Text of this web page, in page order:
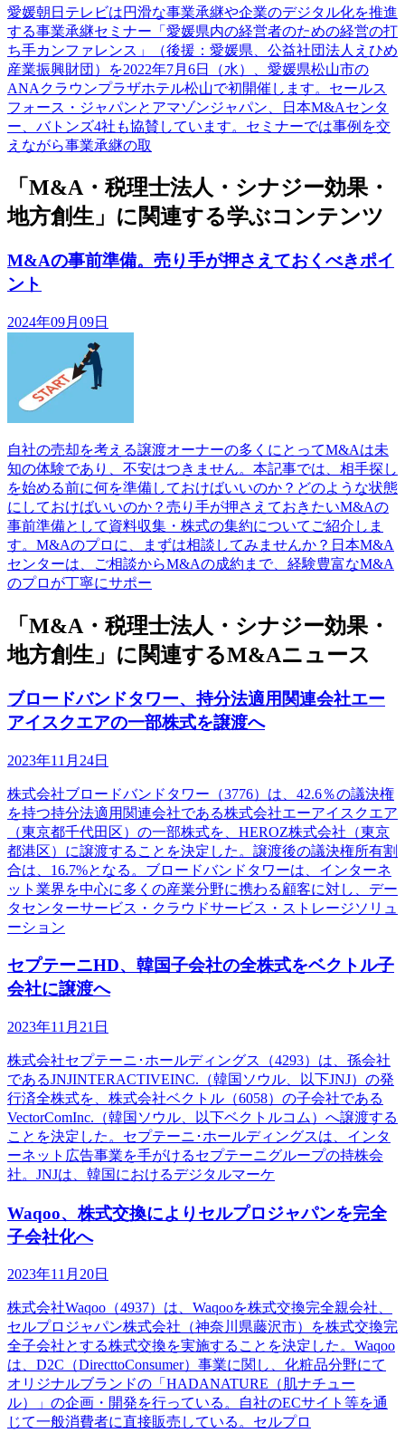
愛媛朝日テレビは円滑な事業承継や企業のデジタル化を推進
する事業承継セミナー「愛媛県内の経営者のための経営の打
ち手カンファレンス」（後援：愛媛県、公益社団法人えひめ
産業振興財団）を2022年7月6日（水）、愛媛県松山市の
ANAクラウンプラザホテル松山で初開催します。セールス
フォース・ジャパンとアマゾンジャパン、日本M&Aセンタ
ー、バトンズ4社も協賛しています。セミナーでは事例を交
えながら事業承継の取
「M&A・税理士法人・シナジー効果・
地方創生」に関連する学ぶコンテンツ
M&Aの事前準備。売り手が押さえておくべきポイ
ント
2024年09月09日
自社の売却を考える譲渡オーナーの多くにとってM&Aは未
知の体験であり、不安はつきません。本記事では、相手探し
を始める前に何を準備しておけばいいのか？どのような状態
にしておけばいいのか？売り手が押さえておきたいM&Aの
事前準備として資料収集・株式の集約についてご紹介しま
す。M&Aのプロに、まずは相談してみませんか？日本M&A
センターは、ご相談からM&Aの成約まで、経験豊富なM&A
のプロが丁寧にサポー
「M&A・税理士法人・シナジー効果・
地方創生」に関連するM&Aニュース
ブロードバンドタワー、持分法適用関連会社エー
アイスクエアの一部株式を譲渡へ
2023年11月24日
株式会社ブロードバンドタワー（3776）は、42.6％の議決権
を持つ持分法適用関連会社である株式会社エーアイスクエア
（東京都千代田区）の一部株式を、HEROZ株式会社（東京
都港区）に譲渡することを決定した。譲渡後の議決権所有割
合は、16.7%となる。ブロードバンドタワーは、インターネ
ット業界を中心に多くの産業分野に携わる顧客に対し、デー
タセンターサービス・クラウドサービス・ストレージソリュ
ーション
セプテーニHD、韓国子会社の全株式をベクトル子
会社に譲渡へ
2023年11月21日
株式会社セプテーニ･ホールディングス（4293）は、孫会社
であるJNJINTERACTIVEINC.（韓国ソウル、以下JNJ）の発
行済全株式を、株式会社ベクトル（6058）の子会社である
VectorComInc.（韓国ソウル、以下ベクトルコム）へ譲渡する
ことを決定した。セプテーニ･ホールディングスは、インタ
ーネット広告事業を手がけるセプテーニグループの持株会
社。JNJは、韓国におけるデジタルマーケ
Waqoo、株式交換によりセルプロジャパンを完全
子会社化へ
2023年11月20日
株式会社Waqoo（4937）は、Waqooを株式交換完全親会社、
セルプロジャパン株式会社（神奈川県藤沢市）を株式交換完
全子会社とする株式交換を実施することを決定した。Waqoo
は、D2C（DirecttoConsumer）事業に関し、化粧品分野にて
オリジナルブランドの「HADANATURE（肌ナチュー
ル）」の企画・開発を行っている。自社のECサイト等を通
じて一般消費者に直接販売している。セルプロ